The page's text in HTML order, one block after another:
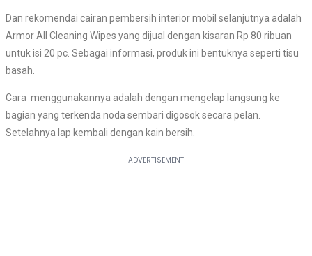
Dan rekomendai cairan pembersih interior mobil selanjutnya adalah
Armor All Cleaning Wipes yang dijual dengan kisaran Rp 80 ribuan
untuk isi 20 pc. Sebagai informasi, produk ini bentuknya seperti tisu
basah.
Cara menggunakannya adalah dengan mengelap langsung ke
bagian yang terkenda noda sembari digosok secara pelan.
Setelahnya lap kembali dengan kain bersih.